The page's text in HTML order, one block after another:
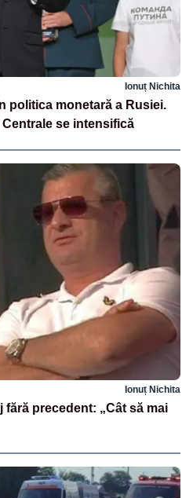
Ionuț Nichita
politica monetară a Rusiei.
se intensifică
Ionuț Nichita
fără precedent: „Cât să mai